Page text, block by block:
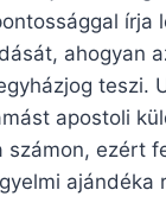
írja
ahogyan
teszi.
apostoli
számon, ezért
ajándéka